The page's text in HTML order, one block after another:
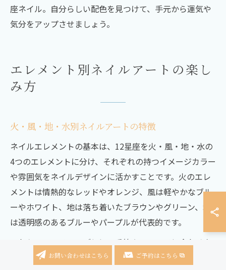
座ネイル。自分らしい配色を見つけて、手元から運気や
気分をアップさせましょう。
エレメント別ネイルアートの楽し
み方
火・風・地・水別ネイルアートの特徴
ネイルエレメントの基本は、12星座を火・風・地・水の
4つのエレメントに分け、それぞれの持つイメージカラー
や雰囲気をネイルデザインに活かすことです。火のエレ
メントは情熱的なレッドやオレンジ、風は軽やかなブル
ーやホワイト、地は落ち着いたブラウンやグリーン、水
は透明感のあるブルーやパープルが代表的です。
これらのエレメントごとに、季節やトレンドに合わせた
アレンジが可能で、例えば火のエレメントならラメやメ
お問い合わせはこちら ご予約はこちら